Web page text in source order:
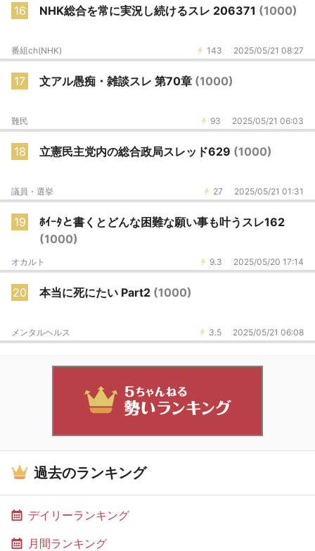
16 NHK総合を常に実況し続けるスレ 206371 (1000)
143 2025/05/21 08:27
番組ch(NHK)
17 文アル愚痴・雑談スレ 第70章 (1000)
93 2025/05/21 06:03
難民
18 立憲民主党内の総合政局スレッド629 (1000)
27 2025/05/21 01:31
議員・選挙
19
ﾎｲｰﾀと書くとどんな困難な願い事も叶うスレ162
(1000)
9.3 2025/05/20 17:14
オカルト
20 本当に死にたい Part2 (1000)
3.5 2025/05/21 06:08
メンタルヘルス
過去のランキング
デイリーランキング
月間ランキング